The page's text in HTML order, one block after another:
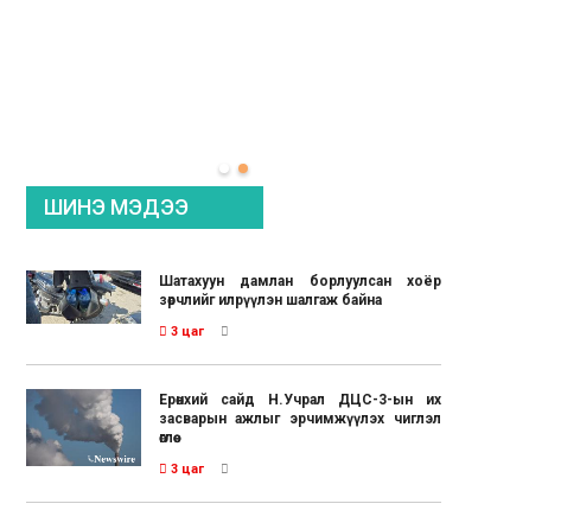
ШИНЭ МЭДЭЭ
Шатахуун дамлан борлуулсан хоёр
зөрчлийг илрүүлэн шалгаж байна
3 цаг
Ерөнхий сайд Н.Учрал ДЦС-3-ын их
засварын ажлыг эрчимжүүлэх чиглэл
өглөө
3 цаг